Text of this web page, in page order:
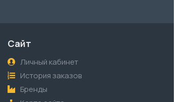
Сайт
Личный кабинет
История заказов
Бренды